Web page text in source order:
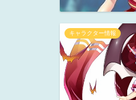
キャラクター情報